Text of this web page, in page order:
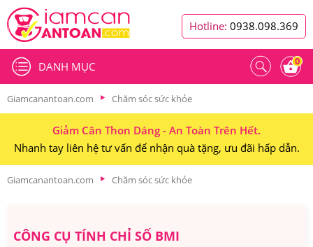
Hotline: 0938.098.369
0
DANH MỤC
Giamcanantoan.com Chăm sóc sức khỏe
Giảm Cân Thon Dáng - An Toàn Trên Hết.
Nhanh tay liên hệ tư vấn để nhận quà tặng, ưu đãi hấp dẫn.
Giamcanantoan.com Chăm sóc sức khỏe
CÔNG CỤ TÍNH CHỈ SỐ BMI